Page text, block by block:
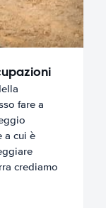
fare a
a cui è
crediamo